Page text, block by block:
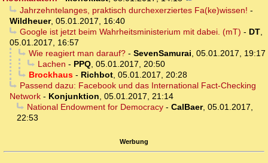
Jahrzehntelanges, praktisch durchexerziertes Fa(ke)wissen! -
Wildheuer, 05.01.2017, 16:40
Google ist jetzt beim Wahrheitsministerium mit dabei. (mT) - DT,
05.01.2017, 16:57
Wie reagiert man darauf?- SevenSamurai, 05.01.2017, 19:17
Lachen - PPQ, 05.01.2017, 20:50
Brockhaus- Richbot, 05.01.2017, 20:28
Passend dazu: Facebook und das International Fact-Checking
Network - Konjunktion, 05.01.2017, 21:14
National Endowment for Democracy- CalBaer, 05.01.2017,
22:53
Werbung